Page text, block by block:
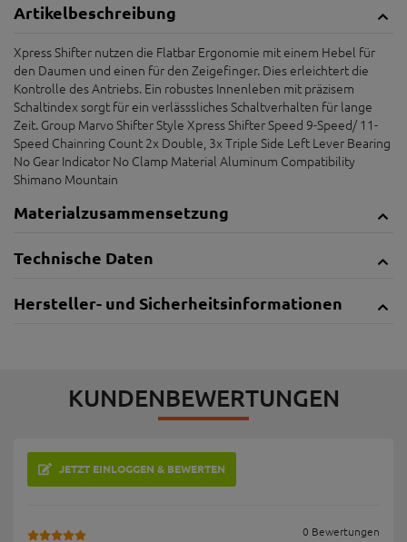
Artikelbeschreibung
Xpress Shifter nutzen die Flatbar Ergonomie mit einem Hebel für
den Daumen und einen für den Zeigefinger. Dies erleichtert die
Kontrolle des Antriebs. Ein robustes Innenleben mit präzisem
Schaltindex sorgt für ein verlässsliches Schaltverhalten für lange
Zeit. Group Marvo Shifter Style Xpress Shifter Speed 9-Speed/ 11-
Speed Chainring Count 2x Double, 3x Triple Side Left Lever Bearing
No Gear Indicator No Clamp Material Aluminum Compatibility
Shimano Mountain
Materialzusammensetzung
Technische Daten
Hersteller- und Sicherheitsinformationen
KUNDENBEWERTUNGEN
JETZT EINLOGGEN & BEWERTEN
0 Bewertungen